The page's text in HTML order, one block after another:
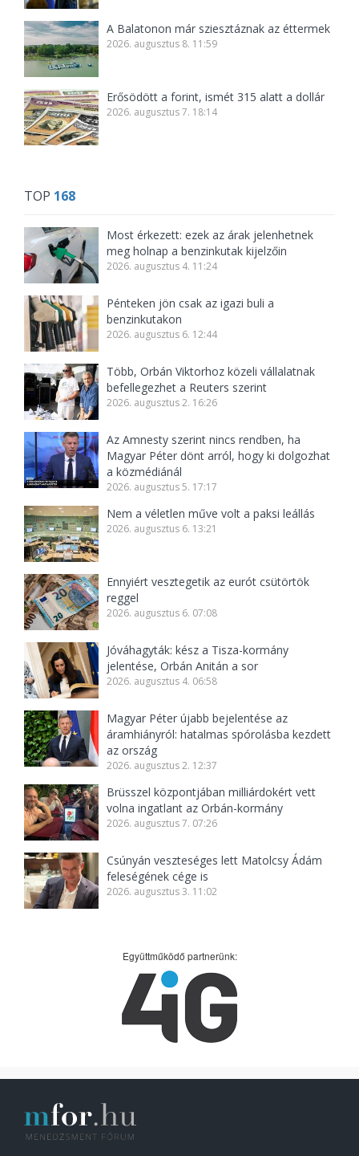
A Balatonon már sziesztáznak az éttermek
2026. augusztus 8. 11:59
Erősödött a forint, ismét 315 alatt a dollár
2026. augusztus 7. 18:14
TOP 168
Most érkezett: ezek az árak jelenhetnek
meg holnap a benzinkutak kijelzőin
2026. augusztus 4. 11:24
Pénteken jön csak az igazi buli a
benzinkutakon
2026. augusztus 6. 12:44
Több, Orbán Viktorhoz közeli vállalatnak
befellegezhet a Reuters szerint
2026. augusztus 2. 16:26
Az Amnesty szerint nincs rendben, ha
Magyar Péter dönt arról, hogy ki dolgozhat
a közmédiánál
2026. augusztus 5. 17:17
Nem a véletlen műve volt a paksi leállás
2026. augusztus 6. 13:21
Ennyiért vesztegetik az eurót csütörtök
reggel
2026. augusztus 6. 07:08
Jóváhagyták: kész a Tisza-kormány
jelentése, Orbán Anitán a sor
2026. augusztus 4. 06:58
Magyar Péter újabb bejelentése az
áramhiányról: hatalmas spórolásba kezdett
az ország
2026. augusztus 2. 12:37
Brüsszel központjában milliárdokért vett
volna ingatlant az Orbán-kormány
2026. augusztus 7. 07:26
Csúnyán veszteséges lett Matolcsy Ádám
feleségének cége is
2026. augusztus 3. 11:02
Együttműködő partnerünk: